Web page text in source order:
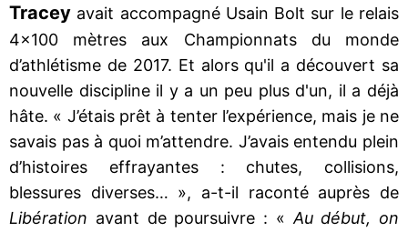
Tracey avait accompagné Usain Bolt sur le relais
4x100 mètres aux Championnats du monde
d’athlétisme de 2017. Et alors qu'il a découvert sa
nouvelle discipline il y a un peu plus d'un, il a déjà
hâte. « J’étais prêt à tenter l’expérience, mais je ne
savais pas à quoi m’attendre. J’avais entendu plein
d’histoires effrayantes : chutes, collisions,
blessures diverses… », a-t-il raconté auprès de
Libération avant de poursuivre : « Au début, on